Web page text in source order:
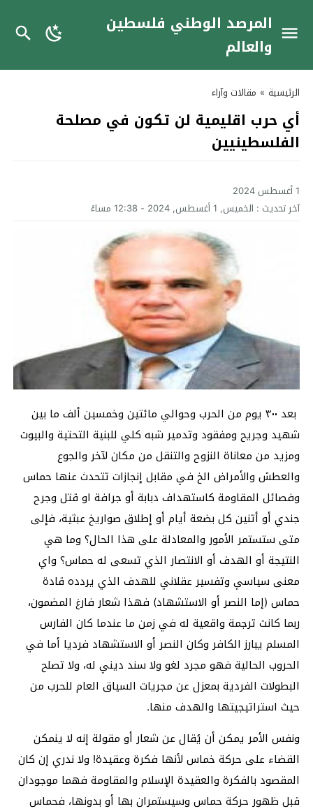
المرصد الوطني فلسطين
والعالم
الرئيسية » مقالات وآراء
أي حرب اقليمية لن تكون في مصلحة
الفلسطينيين
1 أغسطس 2024
آخر تحديث : الخميس, 1 أغسطس, 2024 - 12:38 مساءً
بعد ٣٠٠ يوم من الحرب وحوالي مائتين وخمسين ألف ما بين
شهيد وجريح ومفقود وتدمير شبه كلي للبنية التحتية والبيوت
ومزيد من معاناة النزوح والتنقل من مكان لآخر والجوع
والعطش والأمراض الخ في مقابل إنجازات تتحدث عنها حماس
وفصائل المقاومة كاستهداف دبابة أو جرافة او قتل وجرح
جندي أو أتنين كل بضعة أيام أو إطلاق صواريخ عبثية، فإلى
متى ستستمر الأمور والمعادلة على هذا الحال؟ وما هي
النتيجة أو الهدف أو الانتصار الذي تسعى له حماس؟ واي
معنى سياسي وتفسير عقلاني للهدف الذي يردده قادة
حماس (إما النصر أو الاستشهاد) فهذا شعار فارغ المضمون،
ربما كانت ترجمة واقعية له في زمن ما عندما كان الفارس
المسلم يبارز الكافر وكان النصر أو الاستشهاد فرديا أما في
الحروب الحالية فهو مجرد لغو ولا سند ديني له، ولا تصلح
البطولات الفردية بمعزل عن مجريات السياق العام للحرب من
حيث استراتيجيتها والهدف منها.
ونفس الأمر يمكن أن يُقال عن شعار أو مقولة إنه لا ينمكن
القضاء على حركة خماس لأنها فكرة وعقيدة! ولا ندري إن كان
المقصود بالفكرة والعقيدة الإسلام والمقاومة فهما موجودان
قبل ظهور حركة حماس وسيستمران بها أو بدونها، فحماس